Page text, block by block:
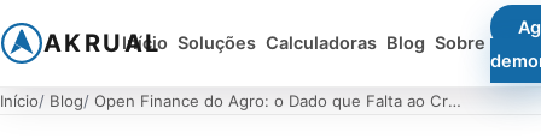
AKRUAL
Início Soluções Calculadoras Blog Sobre
Início Blog Open Finance do Agro: o Dado que Falta ao Crédito